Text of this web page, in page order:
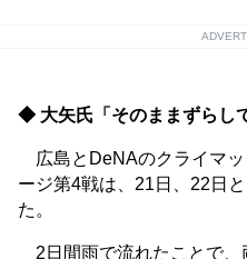
◆ 大矢氏「そのままずらし
広島とDeNAのクライマ
ージ第4戦は、21日、22日
た。
2日間雨で流れたことで、